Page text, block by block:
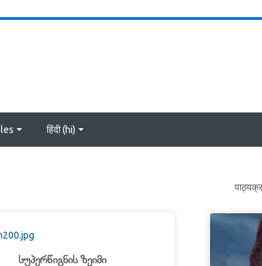
हिंदी ‎(hi)‎
სუპერწიგნის ზეიმი